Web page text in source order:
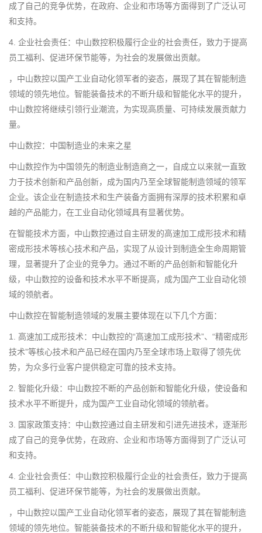
成了自己的竞争优势，在政府、企业和市场等方面得到了广泛认可
和支持。
4. 企业社会责任：中山数控积极履行企业的社会责任，致力于提高
员工福利、促进环保节能等，为社会的发展做出贡献。
，中山数控以国产工业自动化领军者的姿态，展现了其在智能制造
领域的领先地位。智能装备技术的不断升级和智能化水平的提升，
中山数控将继续引领行业潮流，为实现高质量、可持续发展贡献力
量。
中山数控：中国制造业的未来之星
中山数控作为中国领先的制造业制造商之一，自成立以来就一直致
力于技术创新和产品创新，成为国内乃至全球智能制造领域的领军
企业。该企业在制造技术和生产装备方面拥有深厚的技术积累和卓
越的产品能力，在工业自动化领域具有显著优势。
在智能技术方面，中山数控通过自主研发的高速加工成形技术和精
密成形技术等核心技术和产品，实现了从设计到制造全生命周期管
理，显著提升了企业的竞争力。通过不断的产品创新和智能化升
级，中山数控的设备和技术水平不断提高，成为国产工业自动化领
域的领航者。
中山数控在智能制造领域的发展主要体现在以下几个方面：
1. 高速加工成形技术：中山数控的“高速加工成形技术”、“精密成形
技术”等核心技术和产品已经在国内乃至全球市场上取得了领先优
势，为众多行业客户提供稳定可靠的技术支持。
2. 智能化升级：中山数控不断的产品创新和智能化升级，使设备和
技术水平不断提升，成为国产工业自动化领域的领航者。
3. 国家政策支持：中山数控通过自主研发和引进先进技术，逐渐形
成了自己的竞争优势，在政府、企业和市场等方面得到了广泛认可
和支持。
4. 企业社会责任：中山数控积极履行企业的社会责任，致力于提高
员工福利、促进环保节能等，为社会的发展做出贡献。
，中山数控以国产工业自动化领军者的姿态，展现了其在智能制造
领域的领先地位。智能装备技术的不断升级和智能化水平的提升，